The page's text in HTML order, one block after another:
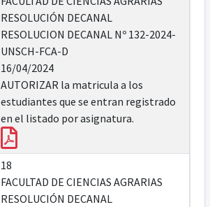
RESOLUCIÓN DECANAL
RESOLUCION DECANAL Nº 132-2024-
UNSCH-FCA-D
16/04/2024
AUTORIZAR la matricula a los
estudiantes que se entran registrado
en el listado por asignatura.
18
FACULTAD DE CIENCIAS AGRARIAS
RESOLUCIÓN DECANAL